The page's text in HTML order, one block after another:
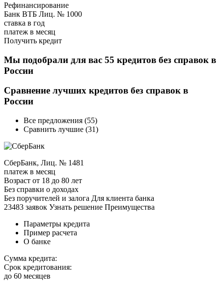
Рефинансирование
Банк ВТБ Лиц. № 1000
ставка в год
платеж в месяц
Получить кредит
Мы подобрали для вас 55 кредитов без справок в
России
Сравнение лучших кредитов без справок в
России
Все предложения (55)
Сравнить лучшие (31)
СберБанк, Лиц. № 1481
платеж в месяц
Возраст от 18 до 80 лет
Без справки о доходах
Без поручителей и залога Для клиента банка
23483 заявок Узнать решение Преимущества
Параметры кредита
Пример расчета
О банке
Сумма кредита:
Срок кредитования:
до 60 месяцев